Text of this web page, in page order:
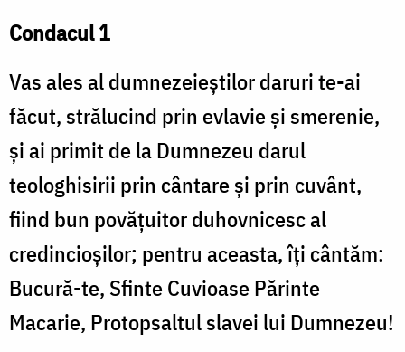
Condacul 1
Vas ales al dumnezeieștilor daruri te-ai
făcut, strălucind prin evlavie și smerenie,
și ai primit de la Dumnezeu darul
teologhisirii prin cântare și prin cuvânt,
fiind bun povățuitor duhovnicesc al
credincioșilor; pentru aceasta, îți cântăm:
Bucură-te, Sfinte Cuvioase Părinte
Macarie, Protopsaltul slavei lui Dumnezeu!